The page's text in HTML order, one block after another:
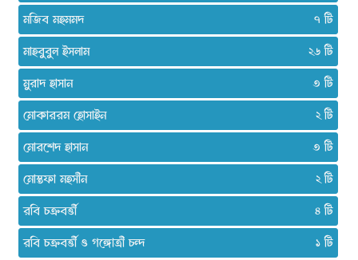
মজিব মহমমদ
৭
মাহবুবুল ইসলাম
২৬
মুরাদ হাসান
৩
মোকাররম হোসাইন
২
মোরশেদ হাসান
৩
মোস্তফা মহসীন
২
রবি চক্রবর্ত্তী
৪
রবি চক্রবর্ত্তী ও গঙ্গোত্রী চন্দ
১